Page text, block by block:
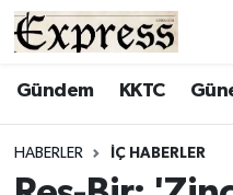
Gündem KKTC
HABERLER İÇ HABERLER
ALAYKÖY
Hava Durumu